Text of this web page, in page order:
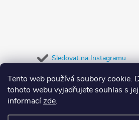
Tento web používá soubory cookie.
tohoto webu vyjadřujete souhlas s
informacízde.
Sledovat na Instagramu
Přijímáme online platby